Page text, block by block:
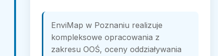
EnviMap w Poznaniu realizuje
kompleksowe opracowania z
zakresu OOŚ, oceny oddziaływania